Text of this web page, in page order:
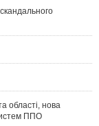
області, нова
ППО